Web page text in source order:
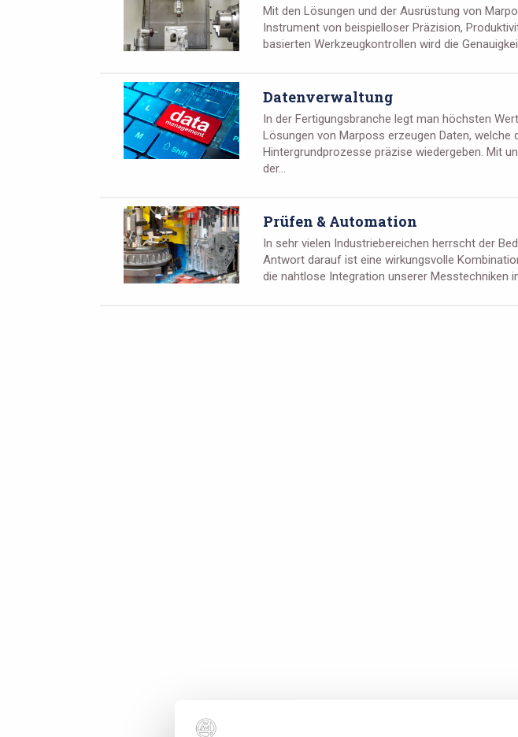
Mit den Lösungen und der Ausrüstung von
Instrument von beispielloser Präzision,
basierten Werkzeugkontrollen wird die
Datenverwaltung
In der Fertigungsbranche legt man höchsten
Lösungen von Marposs erzeugen Daten,
Hintergrundprozesse präzise wiedergeben. Mit
der...
Prüfen & Automation
In sehr vielen Industriebereichen herrscht der
Antwort darauf ist eine wirkungsvolle
die nahtlose Integration unserer Messtechniken